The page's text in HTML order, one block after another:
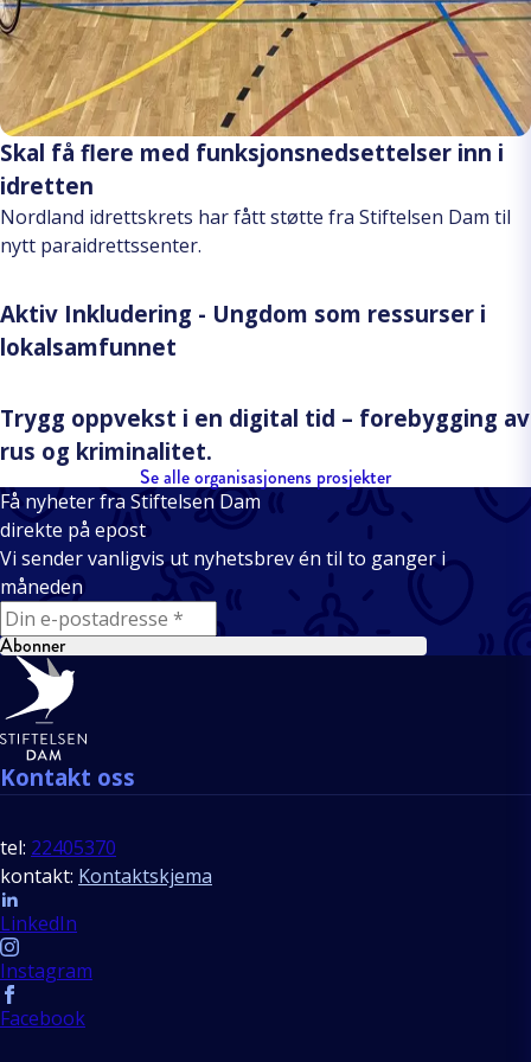
Skal få flere med funksjonsnedsettelser inn i
idretten
Nordland idrettskrets har fått støtte fra Stiftelsen Dam til
nytt paraidrettssenter.
Aktiv Inkludering - Ungdom som ressurser i
lokalsamfunnet
Trygg oppvekst i en digital tid – forebygging av
rus og kriminalitet.
Se alle organisasjonens prosjekter
Få nyheter fra Stiftelsen Dam
direkte på epost
Vi sender vanligvis ut nyhetsbrev én til to ganger i
måneden
E-mail
Abonner
Bunntekst
Kontakt oss
tel: 22405370
kontakt: Kontaktskjema
Follow us
LinkedIn
Instagram
Facebook